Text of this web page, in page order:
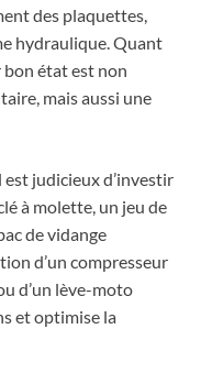
des plaquettes,
hydraulique. Quant
état est non
mais aussi une
judicieux d’investir
à molette, un jeu de
de vidange
d’un compresseur
d’un lève-moto
et optimise la